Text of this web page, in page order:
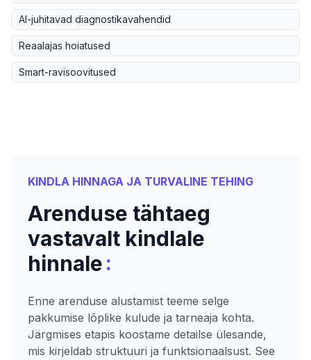
AI-juhitavad diagnostikavahendid
Reaalajas hoiatused
Smart-ravisoovitused
KINDLA HINNAGA JA TURVALINE TEHING
Arenduse tähtaeg
vastavalt kindlale
hinnale:
Enne arenduse alustamist teeme selge
pakkumise lõplike kulude ja tarneaja kohta.
Järgmises etapis koostame detailse ülesande,
mis kirjeldab struktuuri ja funktsionaalsust. See